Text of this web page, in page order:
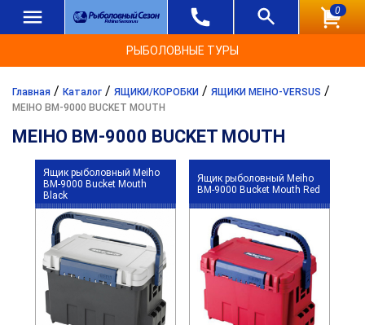
0
РЫБОЛОВНЫЕ ТУРЫ
Главная / Каталог / ЯЩИКИ/КОРОБКИ / ЯЩИКИ MEIHO-VERSUS /
MEIHO BM-9000 BUCKET MOUTH
MEIHO BM-9000 BUCKET MOUTH
Ящик рыболовный Meiho
BM-9000 Bucket Mouth
Black
Ящик рыболовный Meiho
BM-9000 Bucket Mouth Red